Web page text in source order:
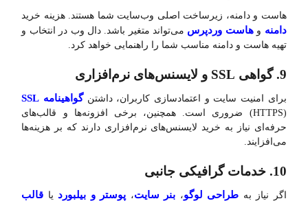
هاست و دامنه، زیرساخت اصلی وب‌سایت شما هستند. هزینه خرید
دامنه وهاست وردپرس می‌تواند متغیر باشد. دال وب در انتخاب و
تهیه هاست و دامنه مناسب شما را راهنمایی خواهد کرد.
9. گواهی SSL و لایسنس‌های نرم‌افزاری
برای امنیت سایت و اعتمادسازی کاربران، داشتن گواهینامه SSL
(HTTPS) ضروری است. همچنین، برخی افزونه‌ها و قالب‌های
حرفه‌ای نیاز به خرید لایسنس‌های نرم‌افزاری دارند که بر هزینه‌ها
می‌افزایند.
10. خدمات گرافیکی جانبی
اگر نیاز به طراحی لوگو، بنر سایت، پوستر و بیلبورد یا قالب